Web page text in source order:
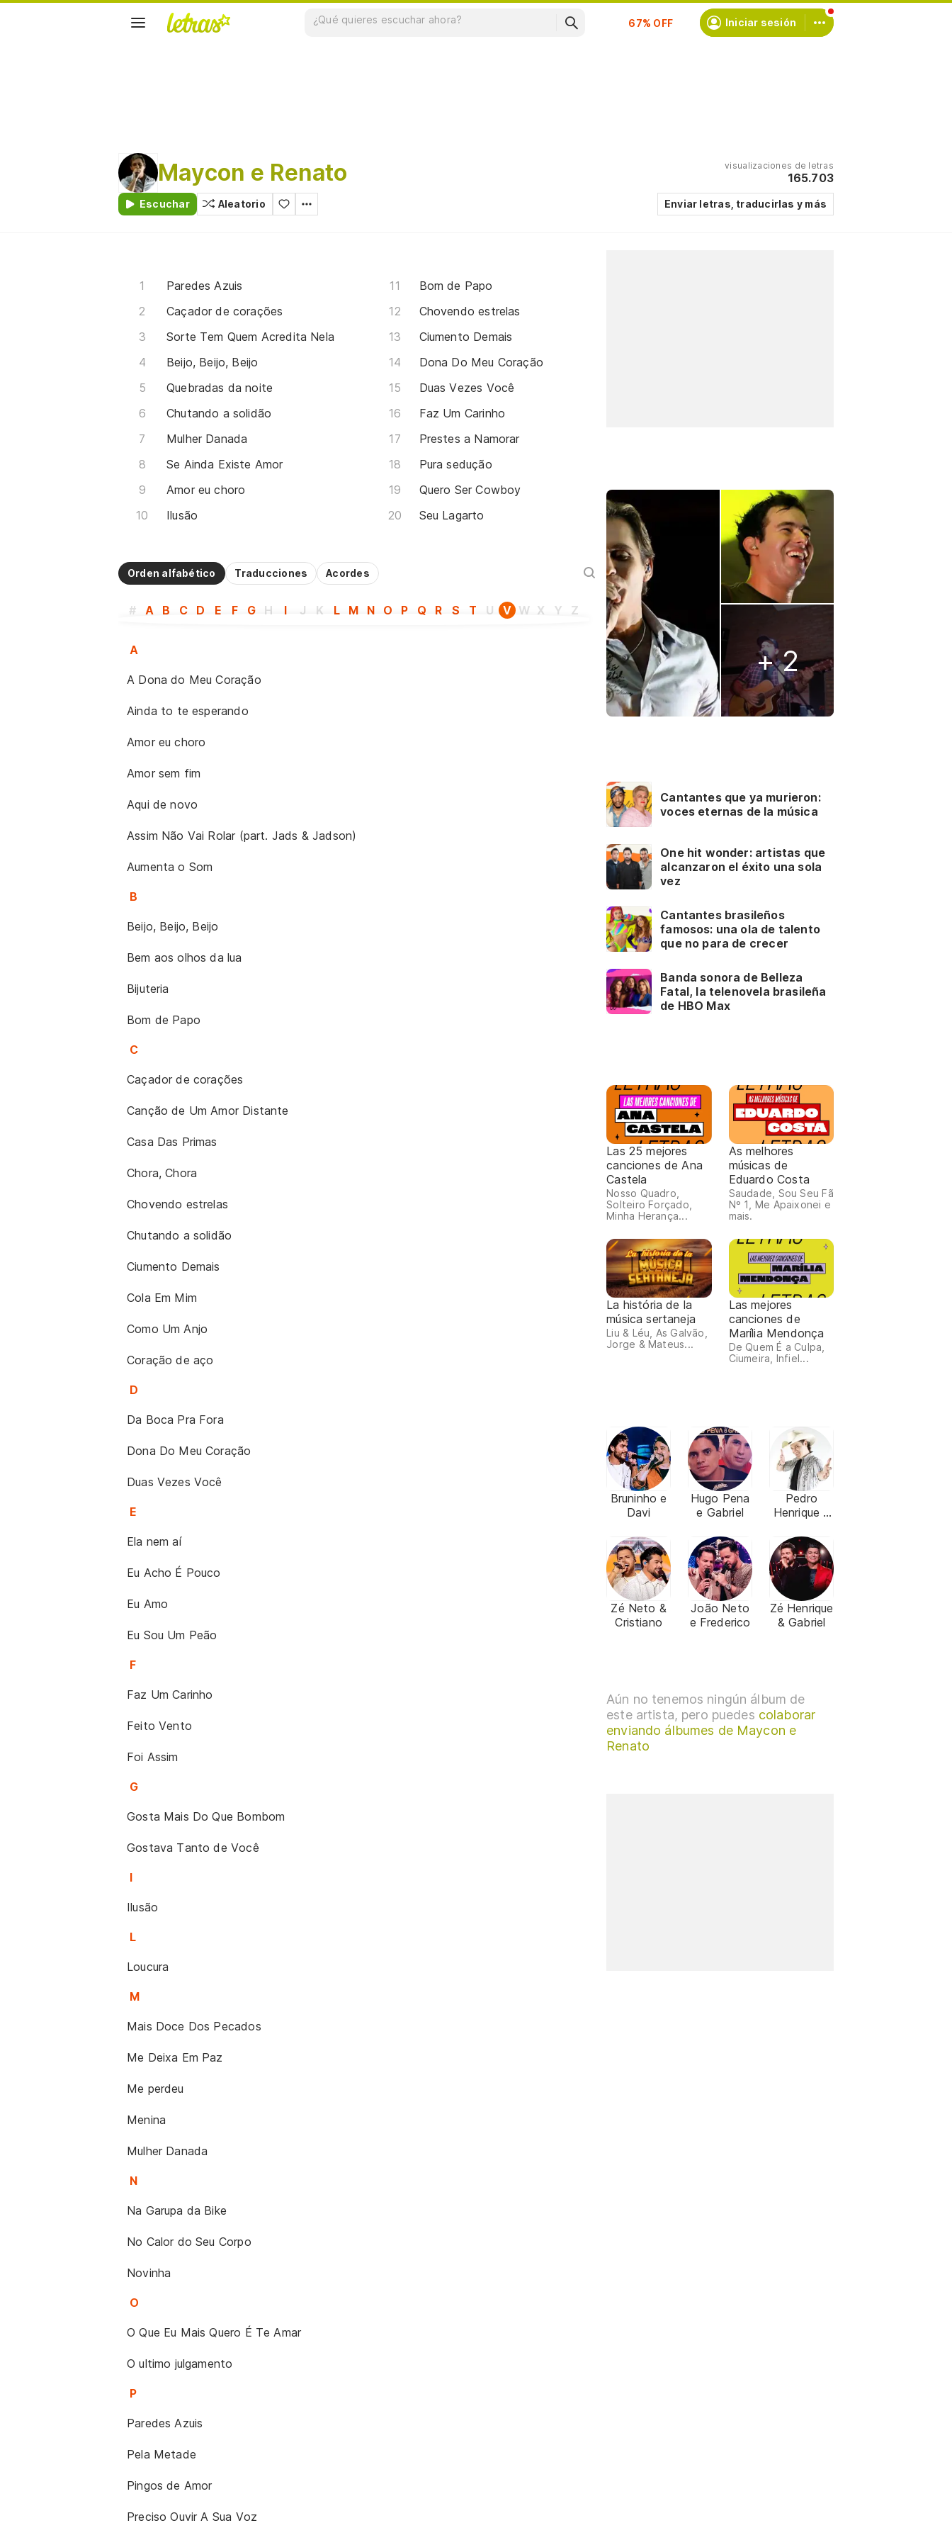
Suscríbete Iniciar sesión
Maycon e Renato
Escuchar Aleatorio
visualizaciones de letras
165.703
Enviar letras, traducirlas y más
Paredes Azuis
Caçador de corações
Sorte Tem Quem Acredita Nela
Beijo, Beijo, Beijo
Quebradas da noite
Chutando a solidão
Mulher Danada
Se Ainda Existe Amor
Amor eu choro
Ilusão
Bom de Papo
Chovendo estrelas
Ciumento Demais
Dona Do Meu Coração
Duas Vezes Você
Faz Um Carinho
Prestes a Namorar
Pura sedução
Quero Ser Cowboy
Seu Lagarto
Orden alfabético Traducciones Acordes
# A B C D E F G H I J K L M N O P Q R S T U V W X Y Z
A
A Dona do Meu Coração
Ainda to te esperando
Amor eu choro
Amor sem fim
Aqui de novo
Assim Não Vai Rolar (part. Jads & Jadson)
Aumenta o Som
B
Beijo, Beijo, Beijo
Bem aos olhos da lua
Bijuteria
Bom de Papo
C
Caçador de corações
Canção de Um Amor Distante
Casa Das Primas
Chora, Chora
Chovendo estrelas
Chutando a solidão
Ciumento Demais
Cola Em Mim
Como Um Anjo
Coração de aço
D
Da Boca Pra Fora
Dona Do Meu Coração
Duas Vezes Você
E
Ela nem aí
Eu Acho É Pouco
Eu Amo
Eu Sou Um Peão
F
Faz Um Carinho
Feito Vento
Foi Assim
G
Gosta Mais Do Que Bombom
Gostava Tanto de Você
I
Ilusão
L
Loucura
M
Mais Doce Dos Pecados
Me Deixa Em Paz
Me perdeu
Menina
Mulher Danada
N
Na Garupa da Bike
No Calor do Seu Corpo
Novinha
O
O Que Eu Mais Quero É Te Amar
O ultimo julgamento
P
Paredes Azuis
Pela Metade
Pingos de Amor
Preciso Ouvir A Sua Voz
+ 2
Cantantes que ya murieron:
voces eternas de la música
One hit wonder: artistas que
alcanzaron el éxito una sola
vez
Cantantes brasileños
famosos: una ola de talento
que no para de crecer
Banda sonora de Belleza
Fatal, la telenovela brasileña
de HBO Max
Las 25 mejores
canciones de Ana
Castela
Nosso Quadro,
Solteiro Forçado,
Minha Herança...
As melhores
músicas de
Eduardo Costa
Saudade, Sou Seu Fã
Nº 1, Me Apaixonei e
mais.
La história de la
música sertaneja
Liu & Léu, As Galvão,
Jorge & Mateus...
Las mejores
canciones de
Marília Mendonça
De Quem É a Culpa,
Ciumeira, Infiel...
Bruninho e
Davi
Hugo Pena
e Gabriel
Pedro
Henrique e
Zé Neto &
Cristiano
João Neto
e Frederico
Zé Henrique
& Gabriel
Aún no tenemos ningún álbum de
este artista, pero puedes colaborar
enviando álbumes de Maycon e
Renato